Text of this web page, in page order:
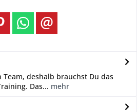
deshalb brauchst Du das
Das... mehr